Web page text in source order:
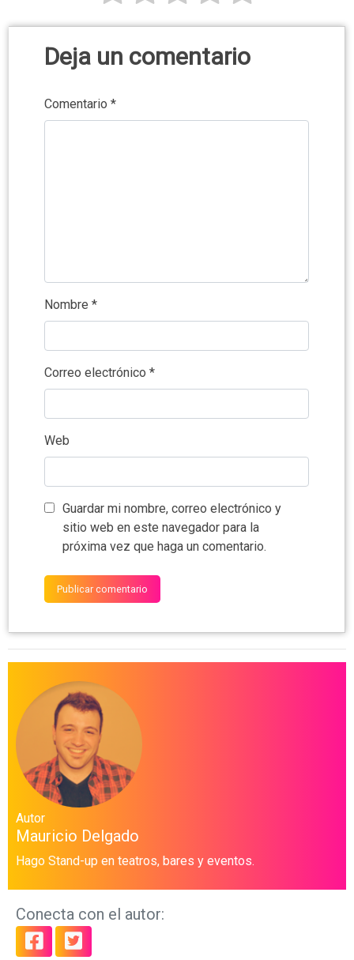
Deja un comentario
Comentario *
Nombre *
Correo electrónico *
Web
Guardar mi nombre, correo electrónico y
sitio web en este navegador para la
próxima vez que haga un comentario.
Autor
Mauricio Delgado
Hago Stand-up en teatros, bares y eventos.
Conecta con el autor: